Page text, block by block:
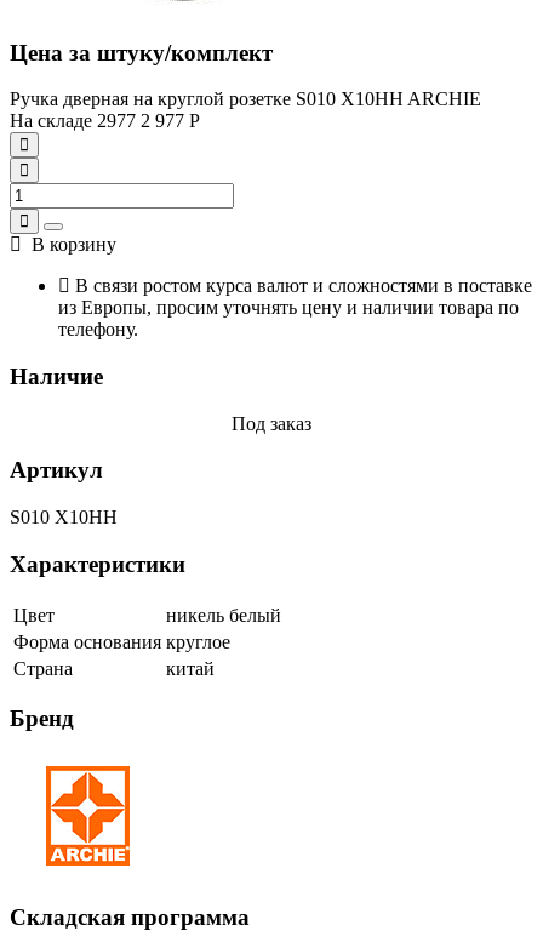
Цена за штуку/комплект
Ручка дверная на круглой розетке S010 X10HH ARCHIE
На складе 2977 2 977 Р
В корзину
В связи ростом курса валют и сложностями в поставке
из Европы, просим уточнять цену и наличии товара по
телефону.
Наличие
Под заказ
Артикул
S010 X10HH
Характеристики
Цвет
никель белый
Форма основания круглое
Страна
китай
Бренд
Складская программа